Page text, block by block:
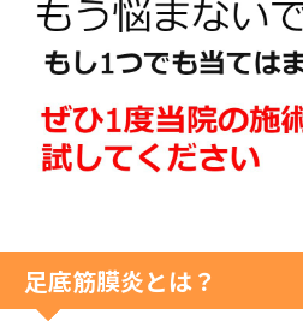
足底筋膜炎とは？